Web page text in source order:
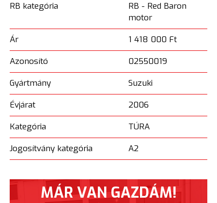
RB kategória
RB - Red Baron
motor
Ár
1 418 000 Ft
Azonosító
02550019
Gyártmány
Suzuki
Évjárat
2006
Kategória
TÚRA
Jogosítvány kategória
A2
MÁR VAN GAZDÁM!